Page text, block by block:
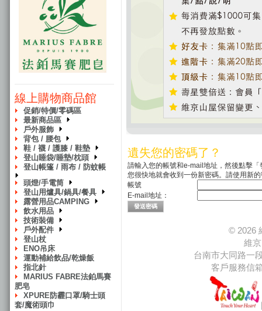
線上購物商品館
促銷/特價/零碼區
最新商品區
戶外服飾
背包 / 腰包
鞋 / 襪 / 護膝 / 鞋墊
登山睡袋/睡墊/枕頭
登山帳篷 / 雨布 / 防蚊帳
頭燈/手電筒
登山用爐具/鍋具/餐具
露營用品CAMPING
飲水用品
技術裝備
戶外配件
登山杖
ENO吊床
運動補給飲品/乾燥飯
指北針
MARIUS FABRE法鉑馬賽
肥皂
XPURE防霾口罩/騎士頭
套/魔術頭巾
遺失您的密碼了？
請輸入您的帳號和e-mail地址，然後點擊「
您很快地就會收到一份新密碼。請使用新
帳號
E-mail地址：
© 2026
維
台南市大同路一
客戶服務信